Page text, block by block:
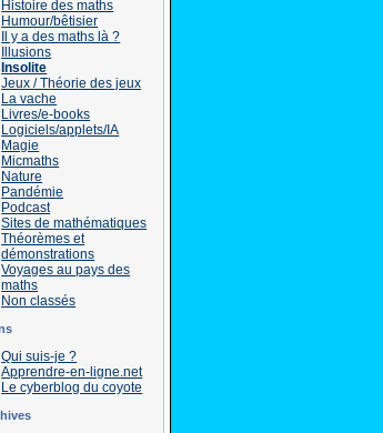
Histoire des maths
Humour/bêtisier
Il y a des maths là ?
Illusions
Insolite
Jeux / Théorie des jeux
La vache
Livres/e-books
Logiciels/applets/IA
Magie
Micmaths
Nature
Pandémie
Podcast
Sites de mathématiques
Théorèmes et
démonstrations
Voyages au pays des
maths
Non classés
Qui suis-je ?
Apprendre-en-ligne.net
Le cyberblog du coyote